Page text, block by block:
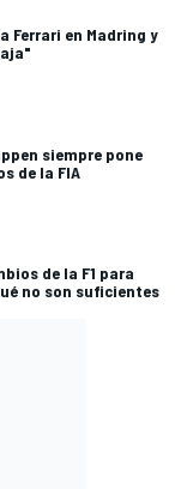
Ferrari en Madring y
siempre pone
de la FIA
de la F1 para
no son suficientes